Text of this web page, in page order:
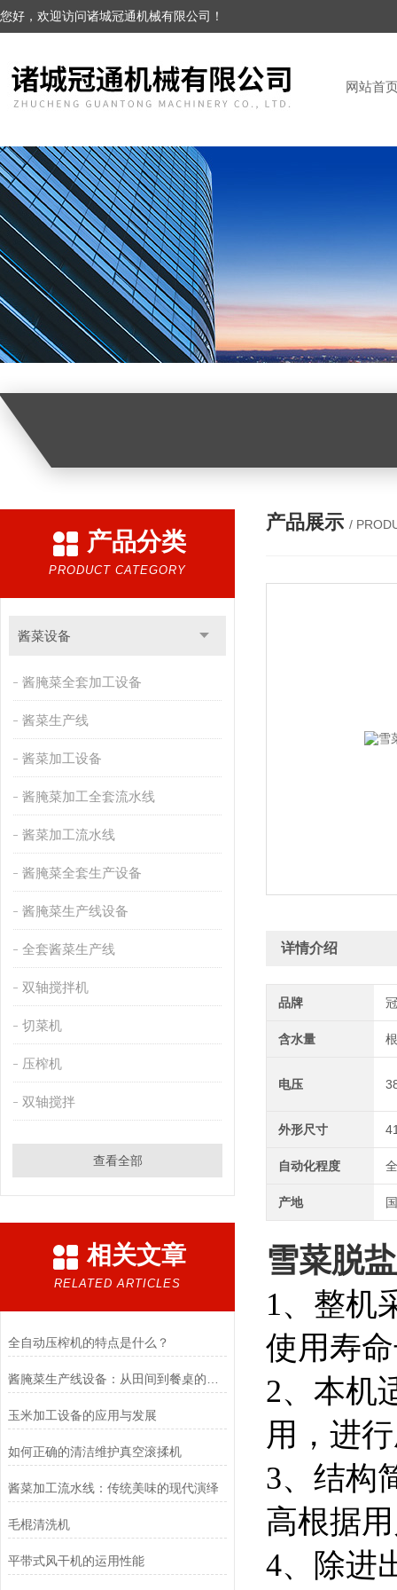
您好，欢迎访问诸城冠通机械有限公司！
网站首
产品分类
PRODUCT CATEGORY
酱菜设备
酱腌菜全套加工设备
酱菜生产线
酱菜加工设备
酱腌菜加工全套流水线
酱菜加工流水线
酱腌菜全套生产设备
酱腌菜生产线设备
全套酱菜生产线
双轴搅拌机
切菜机
压榨机
双轴搅拌
查看全部
相关文章
RELATED ARTICLES
全自动压榨机的特点是什么？
玉米加工设备的应用与发展
如何正确的清洁维护真空滚揉机
酱菜加工流水线：传统美味的现代演绎
毛棍清洗机
平带式风干机的运用性能
产品展示 /
详情介绍
品牌
含水量
电压
外形尺寸
自动化程度
产地
雪菜脱
1、整机
使用寿
2、本机
用，进
3、结构
高根据
4、除进